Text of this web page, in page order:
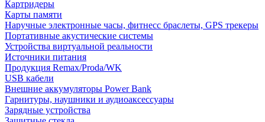
Картридеры
Карты памяти
Наручные электронные часы, фитнесс браслеты, GPS трекеры
Портативные акустические системы
Устройства виртуальной реальности
Источники питания
Продукция Remax/Proda/WK
USB кабели
Внешние аккумуляторы Power Bank
Гарнитуры, наушники и аудиоаксессуары
Зарядные устройства